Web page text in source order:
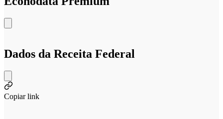
Dados da Receita Federal
Copiar link